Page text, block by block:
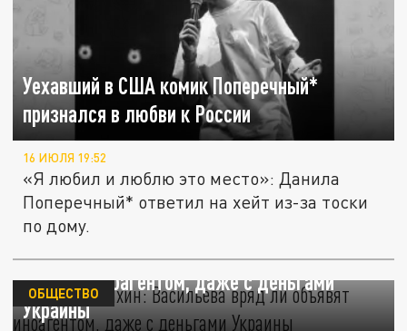
Уехавший в США комик Поперечный*
признался в любви к России
16 ИЮЛЯ 19:52
«Я любил и люблю это место»: Данила
Поперечный* ответил на хейт из-за тоски
по дому.
Адвокат Бенхин: Васильева вряд ли
объявят иноагентом, даже с деньгами
Украины
ОБЩЕСТВО